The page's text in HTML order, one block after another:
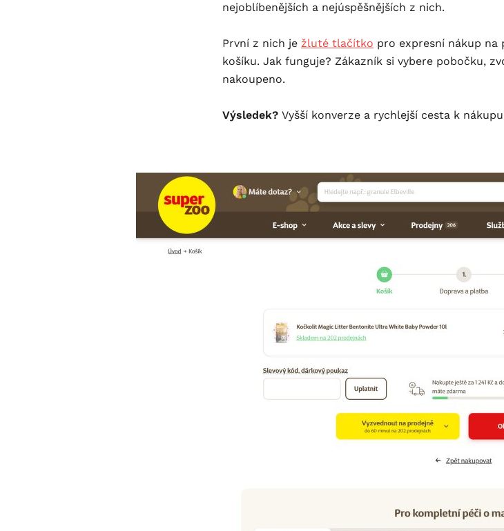
nejoblíbenějších a nejúspěšnějších z nich.
První z nich je žluté tlačítko pro expresní nákup na
košíku. Jak funguje? Zákazník si vybere pobočku,
nakoupeno.
Výsledek? Vyšší konverze a rychlejší cesta k